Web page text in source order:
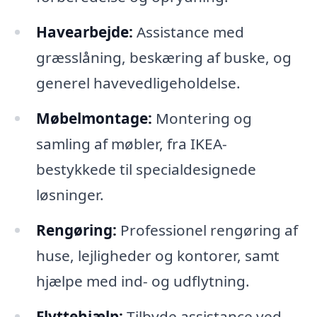
Havearbejde: Assistance med
græsslåning, beskæring af buske, og
generel havevedligeholdelse.
Møbelmontage: Montering og
samling af møbler, fra IKEA-
bestykkede til specialdesignede
løsninger.
Rengøring: Professionel rengøring af
huse, lejligheder og kontorer, samt
hjælpe med ind- og udflytning.